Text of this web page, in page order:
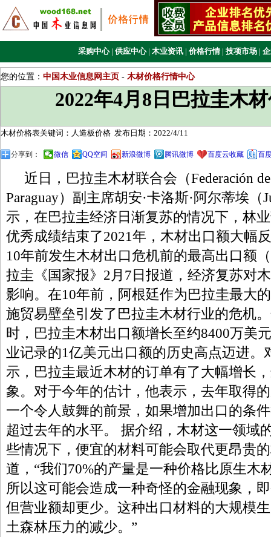
采购中心 | 供应中心 | 木业资讯 | 价格行情 | 技项市场 |
您的位置： 中国木业信息网主页 - 木材价格行情中心
2022年4月8日巴拉圭木
木材价格表关键词：人造板价格 发布日期：2022/4/11
分享到： 微信 QQ空间 新浪微博 腾讯微博 百度云收藏 百
近日，巴拉圭木材联合会（Federación de
Paraguay）副主席胡安·卡洛斯·阿尔蒂埃（
示，在巴拉圭经济日渐复苏的情况下，林
优秀成绩结束了2021年，木材出口额大幅
10年前发生木材出口危机前的最高出口额
拉圭《国家报》2月7日报道，经济复苏对
影响。在10年前，阿根廷作为巴拉圭最大
施贸易壁垒引发了巴拉圭木材行业的危机
时，巴拉圭木材出口额增长至约8400万美
业记录的1亿美元出口额的历史高点迈进。
示，巴拉圭最近木材的订单有了大幅增长
象。对于今年的估计，他表示，去年取得
一个令人鼓舞的前景，如果增加出口的条
超过去年的水平。 据介绍，木材这一领域
些情况下，便宜的材料可能会取代更昂贵
道，“我们70%的产量是一种价格比原生木
所以这可能会造成一种奇怪的金融现象，
但营业额却更少。这种出口材料的大规模
土森林压力的减少。”